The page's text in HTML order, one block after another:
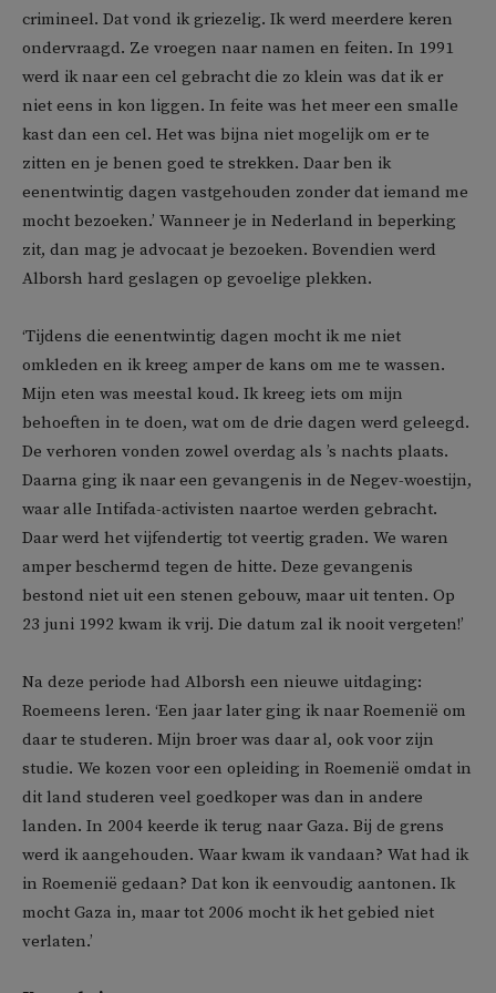
crimineel. Dat vond ik griezelig. Ik werd meerdere keren
ondervraagd. Ze vroegen naar namen en feiten. In 1991
werd ik naar een cel gebracht die zo klein was dat ik er
niet eens in kon liggen. In feite was het meer een smalle
kast dan een cel. Het was bijna niet mogelijk om er te
zitten en je benen goed te strekken. Daar ben ik
eenentwintig dagen vastgehouden zonder dat iemand me
mocht bezoeken.’ Wanneer je in Nederland in beperking
zit, dan mag je advocaat je bezoeken. Bovendien werd
Alborsh hard geslagen op gevoelige plekken.
‘Tijdens die eenentwintig dagen mocht ik me niet
omkleden en ik kreeg amper de kans om me te wassen.
Mijn eten was meestal koud. Ik kreeg iets om mijn
behoeften in te doen, wat om de drie dagen werd geleegd.
De verhoren vonden zowel overdag als ’s nachts plaats.
Daarna ging ik naar een gevangenis in de Negev-woestijn,
waar alle Intifada-activisten naartoe werden gebracht.
Daar werd het vijfendertig tot veertig graden. We waren
amper beschermd tegen de hitte. Deze gevangenis
bestond niet uit een stenen gebouw, maar uit tenten. Op
23 juni 1992 kwam ik vrij. Die datum zal ik nooit vergeten!’
Na deze periode had Alborsh een nieuwe uitdaging:
Roemeens leren. ‘Een jaar later ging ik naar Roemenië om
daar te studeren. Mijn broer was daar al, ook voor zijn
studie. We kozen voor een opleiding in Roemenië omdat in
dit land studeren veel goedkoper was dan in andere
landen. In 2004 keerde ik terug naar Gaza. Bij de grens
werd ik aangehouden. Waar kwam ik vandaan? Wat had ik
in Roemenië gedaan? Dat kon ik eenvoudig aantonen. Ik
mocht Gaza in, maar tot 2006 mocht ik het gebied niet
verlaten.’